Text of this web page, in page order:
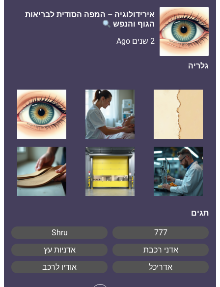
אירידולוגיה – המפה הסודית לבריאות
הגוף והנפש
2 שנים Ago
גלריה
תגים
777
Shru
אדני רכבת
אדניות עץ
אדריכל
אודיו לרכב